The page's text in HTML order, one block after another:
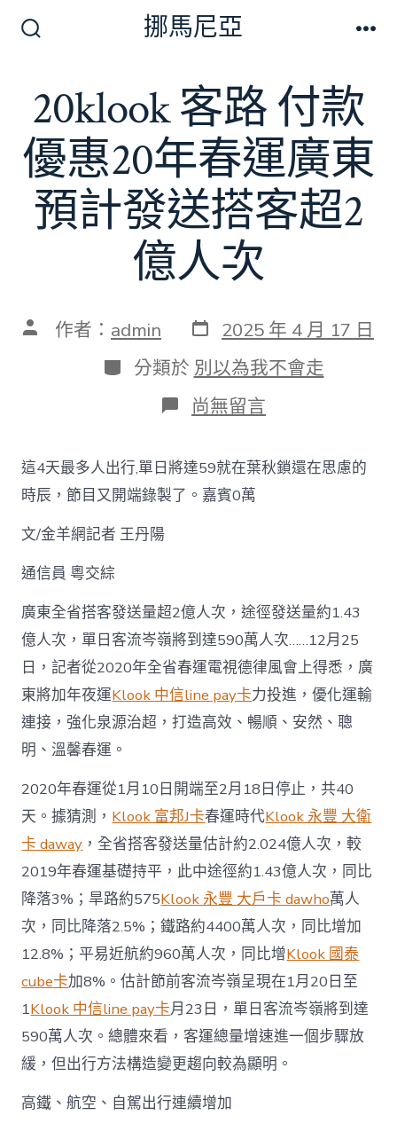
換
開
關
挪馬尼亞
20klook 客路 付款
優惠20年春運廣東
預計發送搭客超2
億人次
文 作者： admin 發
表
日
期
2025 年 4 月 17 日
分
類
分類於 別以為我不會走
在
〈20klook
路
付
款
運
廣
東
預
計
發
送
搭
2
億
人
次〉
中
尚無留言
這4天最多人出行,單日將達59就在葉秋鎖還在思慮的
時辰，節目又開端錄製了。嘉賓0萬
文/金羊網記者 王丹陽
通信員 粵交綜
廣東全省搭客發送量超2億人次，途徑發送量約1.43
億人次，單日客流岑嶺將到達590萬人次……12月25
日，記者從2020年全省春運電視德律風會上得悉，廣
東將加年夜運Klook 中信line pay卡力投進，優化運輸
連接，強化泉源治超，打造高效、暢順、安然、聰
明、溫馨春運。
2020年春運從1月10日開端至2月18日停止，共40
天。據猜測， Klook 富邦J卡春運時代Klook 永豐 大衛
卡 daway ，全省搭客發送量估計約2.024億人次，較
2019年春運基礎持平，此中途徑約1.43億人次，同比
降落3%；旱路約575Klook 永豐 大戶卡 dawho萬人
次，同比降落2.5%；鐵路約4400萬人次，同比增加
12.8%；平易近航約960萬人次，同比增Klook 國泰
cube卡加8%。估計節前客流岑嶺呈現在1月20日至
1Klook 中信line pay卡月23日，單日客流岑嶺將到達
590萬人次。總體來看，客運總量增速進一個步驟放
緩，但出行方法構造變更趨向較為顯明。
高鐵、航空、自駕出行連續增加